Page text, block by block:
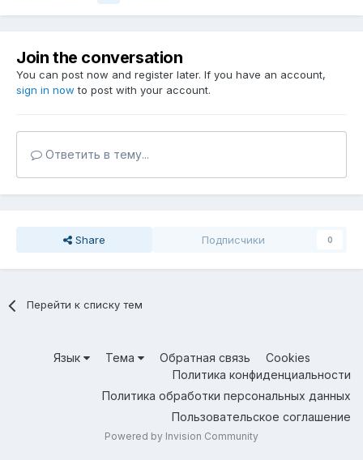
Join the conversation
You can post now and register later. If you have an account,
sign in now to post with your account.
Ответить в тему...
Share Подписчики 0
Перейти к списку тем
Язык Тема Обратная связь
Cookies
Политика конфиденциальности
Политика обработки персональных данных
Пользовательское соглашение
Powered by Invision Community